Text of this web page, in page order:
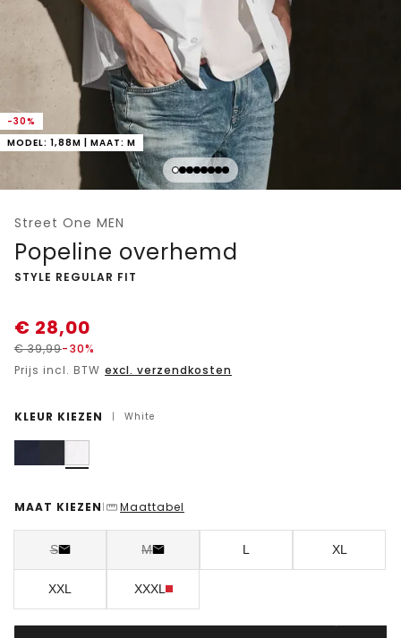
-30%
MODEL: 1,88M | MAAT: M
Street One MEN
Popeline overhemd
-
STYLE REGULAR FIT
€ 28,00
€39,99-30%
Prijs incl. BTW excl. verzendkosten
KLEUR KIEZEN | White
MAAT KIEZEN | Maattabel
S M L XL
XXL XXXL